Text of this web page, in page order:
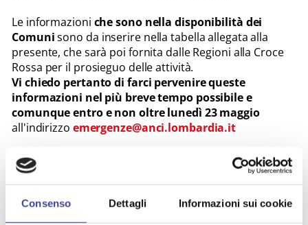
Consenso Dettagli Informazioni sui cookie
Le informazioni che sono nella disponibilità dei
Comunisono da inserire nella tabella allegata alla
presente, che sarà poi fornita dalle Regioni alla Croce
Rossa per il prosieguo delle attività.
Vi chiedo pertanto di farci pervenire queste
informazioni nel più breve tempo possibile e
comunque entro e non oltre lunedì 23 maggio
all'indirizzo emergenze@anci.lombardia.it
Cordiali saluti.
Rinaldo Mario Redaelli
Segretario Generale Anci Lombardia